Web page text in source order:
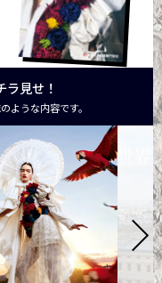
見せ！
ような内容です。